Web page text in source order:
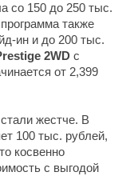
со 150 до 250 тыс.
также
ин и до 200 тыс.
2WD с
от 2,399
жестче. В
100 тыс. рублей,
косвенно
с выгодой